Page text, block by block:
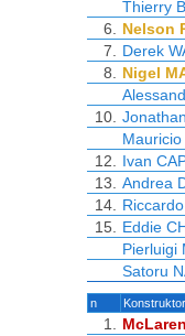
Thierry
6.
Nelson
7.
Derek
8.
Nigel
10.
12.
Ivan
13.
Andrea
14.
15.
Eddie
Pierluigi
Satoru
n Konstruktor
1. McLaren